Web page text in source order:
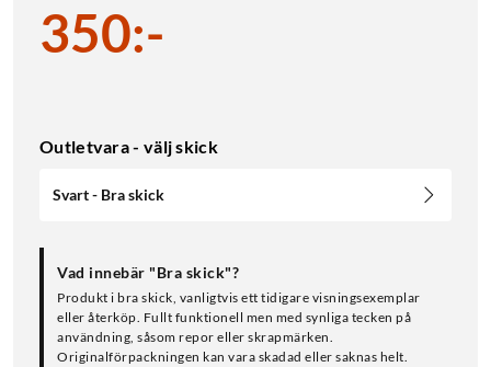
350:-
Outletvara - välj skick
Svart - Bra skick
Vad innebär "Bra skick"?
Produkt i bra skick, vanligtvis ett tidigare visningsexemplar
eller återköp. Fullt funktionell men med synliga tecken på
användning, såsom repor eller skrapmärken.
Originalförpackningen kan vara skadad eller saknas helt.